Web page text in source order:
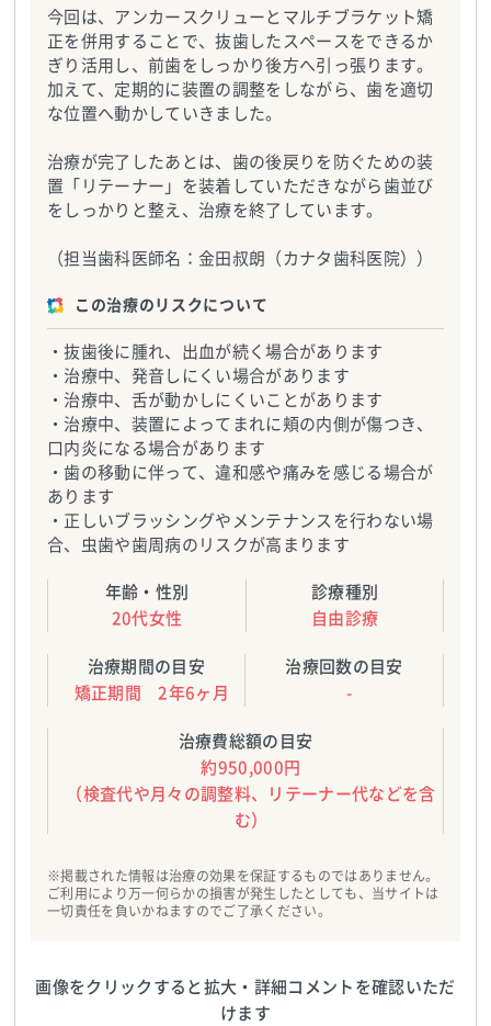
今回は、アンカースクリューとマルチブラケット矯
正を併用することで、抜歯したスペースをできるか
ぎり活用し、前歯をしっかり後方へ引っ張ります。
加えて、定期的に装置の調整をしながら、歯を適切
な位置へ動かしていきました。
治療が完了したあとは、歯の後戻りを防ぐための装
置「リテーナー」を装着していただきながら歯並び
をしっかりと整え、治療を終了しています。
（担当歯科医師名：金田叔朗（カナタ歯科医院））
この治療のリスクについて
・抜歯後に腫れ、出血が続く場合があります
・治療中、発音しにくい場合があります
・治療中、舌が動かしにくいことがあります
・治療中、装置によってまれに頬の内側が傷つき、
口内炎になる場合があります
・歯の移動に伴って、違和感や痛みを感じる場合が
あります
・正しいブラッシングやメンテナンスを行わない場
合、虫歯や歯周病のリスクが高まります
年齢・性別
20代女性
診療種別
自由診療
治療期間の目安
矯正期間 2年6ヶ月
治療回数の目安
-
治療費総額の目安
約950,000円
（検査代や月々の調整料、リテーナー代などを含
む）
※掲載された情報は治療の効果を保証するものではありません。
ご利用により万一何らかの損害が発生したとしても、当サイトは
一切責任を負いかねますのでご了承ください。
画像をクリックすると拡大・詳細コメントを確認いただ
けます